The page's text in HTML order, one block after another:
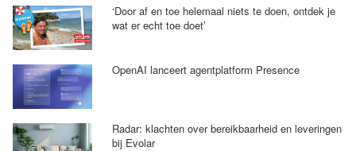
‘Door af en toe helemaal niets te doen, ontdek je
wat er echt toe doet’
OpenAI lanceert agentplatform Presence
Radar: klachten over bereikbaarheid en leveringen
bij Evolar